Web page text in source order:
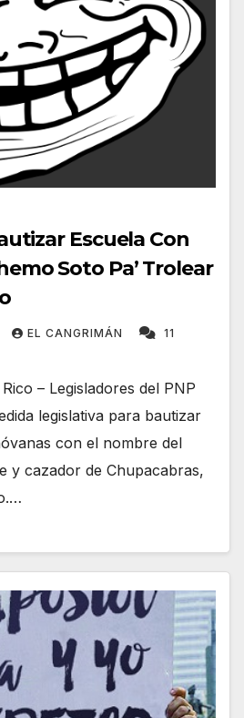
Escuela Con
Soto Pa’ Trolear
EL CANGRIMÁN 11
– Legisladores del PNP
legislativa para bautizar
con el nombre del
y cazador de Chupacabras,